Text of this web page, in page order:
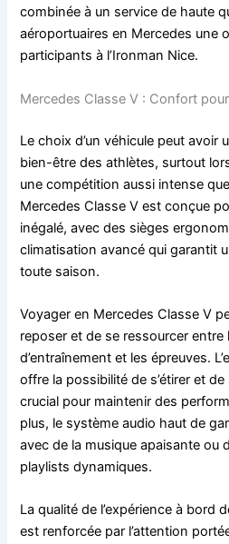
combinée à un service de haute
aéroportuaires en Mercedes une
participants à l’Ironman Nice.
Mercedes Classe V : Confort
Le choix d’un véhicule peut avoir
bien-être des athlètes, surtout
une compétition aussi intense
Mercedes Classe V est conçue
inégalé, avec des sièges
climatisation avancé qui garantit
toute saison.
Voyager en Mercedes Classe V
reposer et de se ressourcer entre
d’entraînement et les épreuves.
offre la possibilité de s’étirer et
crucial pour maintenir des
plus, le système audio haut de
avec de la musique apaisante ou
playlists dynamiques.
La qualité de l’expérience à bord
est renforcée par l’attention